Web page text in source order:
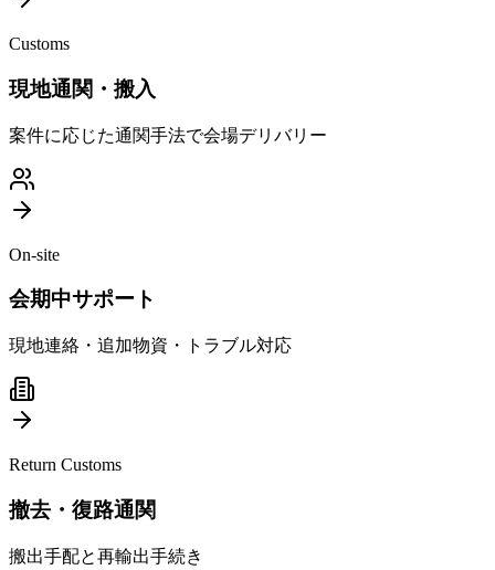
Customs
現地通関・搬入
案件に応じた通関手法で会場デリバリー
On-site
会期中サポート
現地連絡・追加物資・トラブル対応
Return Customs
撤去・復路通関
搬出手配と再輸出手続き